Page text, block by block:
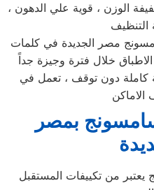
الوزن ، قوية علي الدهون ،
مصر الجديدة في كلمات
لمدة 24 ساعة كاملة دون توقف ، تعمل في
بمصر
من تكييفات المستقبل